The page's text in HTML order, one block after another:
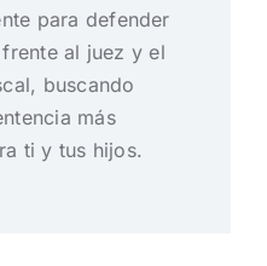
para defender
al juez y el
buscando
más
ti y tus hijos.